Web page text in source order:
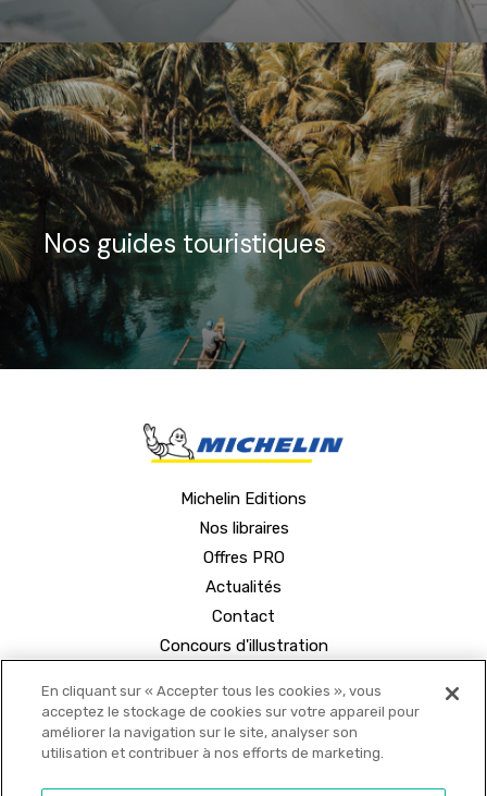
Nos guides touristiques
Michelin Editions
Nos libraires
Offres PRO
Actualités
Contact
Concours d'illustration
En cliquant sur « Accepter tous les cookies », vous
acceptez le stockage de cookies sur votre appareil pour
améliorer la navigation sur le site, analyser son
utilisation et contribuer à nos efforts de marketing.